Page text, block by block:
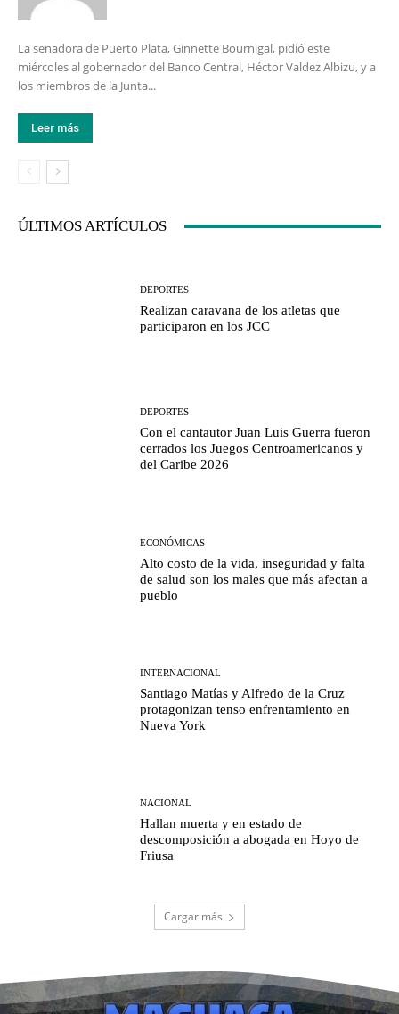
La senadora de Puerto Plata, Ginnette Bournigal, pidió este
miércoles al gobernador del Banco Central, Héctor Valdez Albizu, y a
los miembros de la Junta...
Leer más
ÚLTIMOS ARTÍCULOS
DEPORTES
Realizan caravana de los atletas que
participaron en los JCC
DEPORTES
Con el cantautor Juan Luis Guerra fueron
cerrados los Juegos Centroamericanos y
del Caribe 2026
ECONÓMICAS
Alto costo de la vida, inseguridad y falta
de salud son los males que más afectan a
pueblo
INTERNACIONAL
Santiago Matías y Alfredo de la Cruz
protagonizan tenso enfrentamiento en
Nueva York
NACIONAL
Hallan muerta y en estado de
descomposición a abogada en Hoyo de
Friusa
Cargar más